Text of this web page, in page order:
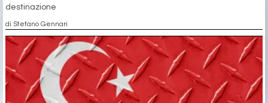
destinazione
di Stefano Gennari